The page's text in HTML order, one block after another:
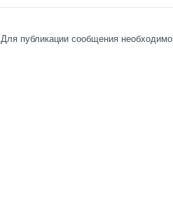
Для публикации сообщения необходимо